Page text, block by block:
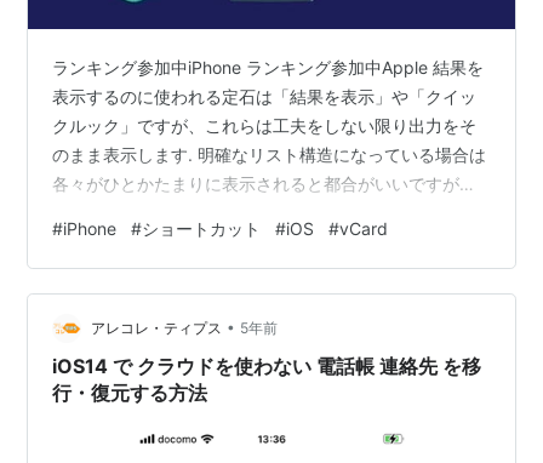
ランキング参加中iPhone ランキング参加中Apple 結果を
表示するのに使われる定石は「結果を表示」や「クイッ
クルック」ですが、これらは工夫をしない限り出力をそ
のまま表示します. 明確なリスト構造になっている場合は
各々がひとかたまりに表示されると都合がいいですが、
字を入れたり…と何らかの工夫が必要になります. それは
場合によっては見た目が満足できないかもしれません. リ
ッチテキストなら見た目をいくらでも彩れますがある程
度の最低限の知識が要りますしやや手間がかかります. そ
れを解決するひとつの方法としてVcardを使う方法があり
ます. もちろ…
#iPhone #ショートカット #iOS #vCard
アレコレ・ティプス • 5年前
iOS14 で クラウドを使わない 電話帳 連絡先 を移
行・復元する方法